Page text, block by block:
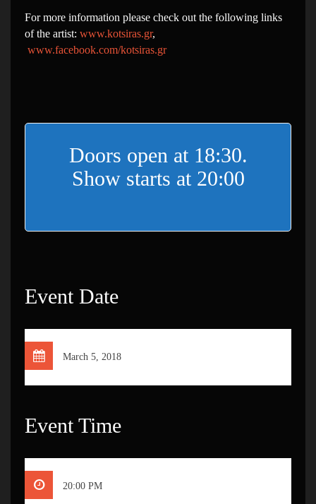
For more information please check out the following links
of the artist: www.kotsiras.gr,
www.facebook.com/kotsiras.gr
Doors open at 18:30.
Show starts at 20:00
Event Date
March 5, 2018
Event Time
20:00 PM